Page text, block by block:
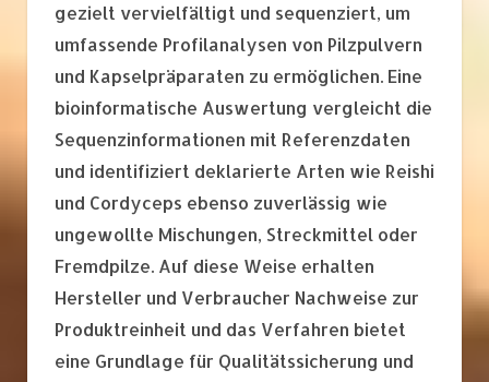
gezielt vervielfältigt und sequenziert, um
umfassende Profilanalysen von Pilzpulvern
und Kapselpräparaten zu ermöglichen. Eine
bioinformatische Auswertung vergleicht die
Sequenzinformationen mit Referenzdaten
und identifiziert deklarierte Arten wie Reishi
und Cordyceps ebenso zuverlässig wie
ungewollte Mischungen, Streckmittel oder
Fremdpilze. Auf diese Weise erhalten
Hersteller und Verbraucher Nachweise zur
Produktreinheit und das Verfahren bietet
eine Grundlage für Qualitätssicherung und